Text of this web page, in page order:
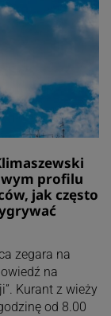
profilu
jak często
zegara na
na
Kurant z wieży
od 8.00